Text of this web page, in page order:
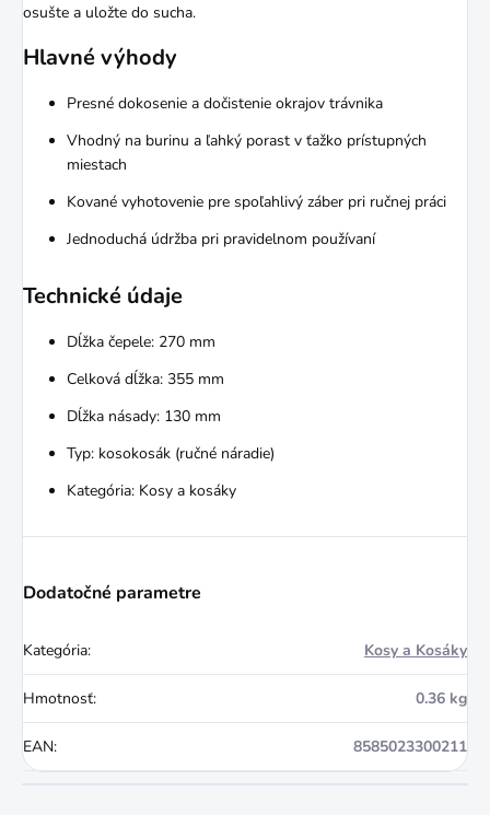
osušte a uložte do sucha.
Hlavné výhody
Presné dokosenie a dočistenie okrajov trávnika
Vhodný na burinu a ľahký porast v ťažko prístupných
miestach
Kované vyhotovenie pre spoľahlivý záber pri ručnej práci
Jednoduchá údržba pri pravidelnom používaní
Technické údaje
Dĺžka čepele: 270 mm
Celková dĺžka: 355 mm
Dĺžka násady: 130 mm
Typ: kosokosák (ručné náradie)
Kategória: Kosy a kosáky
Dodatočné parametre
Kategória: Kosy a Kosáky
Hmotnosť: 0.36 kg
EAN: 8585023300211